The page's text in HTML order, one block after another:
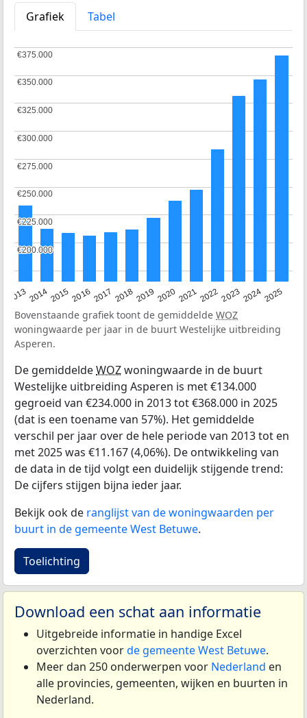
Grafiek
Tabel
20132014201520162017 20182019 202020212022202320242025
€200.000
€200.000
€225.000
€225.000
€250.000
€250.000
€275.000
€275.000
€300.000
€300.000
€325.000
€325.000
€350.000
€350.000
€375.000
€375.000
Bovenstaande grafiek toont de gemiddelde WOZ
woningwaarde per jaar in de buurt Westelijke uitbreiding
Asperen.
De gemiddeldeWOZwoningwaarde in de buurt
Westelijke uitbreiding Asperen is met €134.000
gegroeid van €234.000 in 2013 tot €368.000 in 2025
(dat is een toename van 57%). Het gemiddelde
verschil per jaar over de hele periode van 2013 tot en
met 2025 was €11.167 (4,06%). De ontwikkeling van
de data in de tijd volgt een duidelijk stijgende trend:
De cijfers stijgen bijna ieder jaar.
Bekijk ook de ranglijst van de woningwaarden per
buurt in de gemeente West Betuwe.
Toelichting
Download een schat aan informatie
Uitgebreide informatie in handige Excel
overzichten voorde gemeente West Betuwe.
Meer dan 250 onderwerpen voor Nederland en
alle provincies, gemeenten, wijken en buurten in
Nederland.